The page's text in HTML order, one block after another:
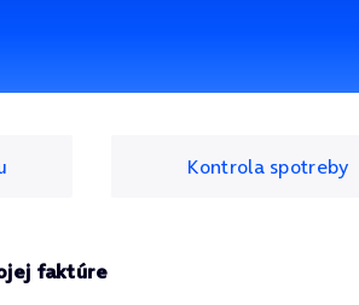
Kontrola spotreby
faktúre